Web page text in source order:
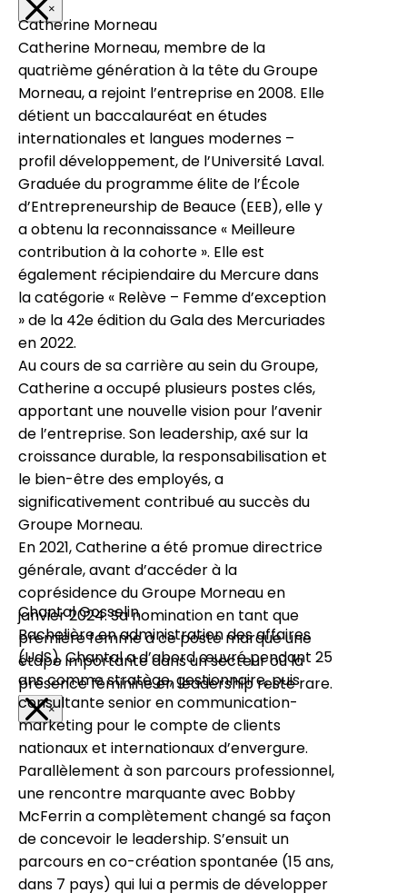
×
Catherine Morneau
Catherine Morneau, membre de la
quatrième génération à la tête du Groupe
Morneau, a rejoint l’entreprise en 2008. Elle
détient un baccalauréat en études
internationales et langues modernes –
profil développement, de l’Université Laval.
Graduée du programme élite de l’École
d’Entrepreneurship de Beauce (EEB), elle y
a obtenu la reconnaissance « Meilleure
contribution à la cohorte ». Elle est
également récipiendaire du Mercure dans
la catégorie « Relève – Femme d’exception
» de la 42e édition du Gala des Mercuriades
en 2022.
Au cours de sa carrière au sein du Groupe,
Catherine a occupé plusieurs postes clés,
apportant une nouvelle vision pour l’avenir
de l’entreprise. Son leadership, axé sur la
croissance durable, la responsabilisation et
le bien-être des employés, a
significativement contribué au succès du
Groupe Morneau.
En 2021, Catherine a été promue directrice
générale, avant d’accéder à la
coprésidence du Groupe Morneau en
janvier 2024. Sa nomination en tant que
première femme à ce poste marque une
étape importante dans un secteur où la
présence féminine en leadership reste rare.
×
Chantal Gosselin
Bachelière en administration des affaires
(UdS), Chantal a d’abord œuvré pendant 25
ans comme stratège, gestionnaire, puis
consultante senior en communication-
marketing pour le compte de clients
nationaux et internationaux d’envergure.
Parallèlement à son parcours professionnel,
une rencontre marquante avec Bobby
McFerrin a complètement changé sa façon
de concevoir le leadership. S’ensuit un
parcours en co-création spontanée (15 ans,
dans 7 pays) qui lui a permis de développer